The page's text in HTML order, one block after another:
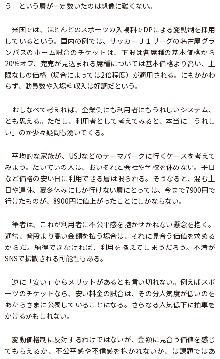
う」という層が一定数いたのは想像に難くない。
米国では、ほとんどのスポーツの入場料でDPによる変動制を採用
しているという。国内の例では、サッカーＪ１リーグの名古屋グラ
ンパスのホーム試合のチケットは、下限は各席種の基本価格から
20％オフ、完売が見込まれる席種については基本価格より高い、上
限なしの価格（場合によっては2倍程度）が適用される。にもかかわ
らず、動員数や入場料収入は好調だという。
おしなべて考えれば、企業側にも利用者にもうれしいシステム、
とも思える。ただし、利用者として考えてみると、本当に「うれし
い」のか少々疑問も湧いてくる。
平均的な家族が、USJなどのテーマパークに行くケースを考えて
みよう。たいていの人は、おいそれと会社や学校を休めない。平日
など価格の安い日に利用できる層は限られる。そうなると、混む土
日や連休、夏冬休みにしか行けない層にとっては、今まで7900円で
行けたものが、8900円に値上がったことにしかならない。
筆者は、これが利用者に不公平感を抱かせかねない懸念を抱く。
通常、普段より高い金額を払う場合は、それに見合う価値を求める
からだ。納得できなければ、利用を控えてしまうだろう。不満が
SNSで拡散される可能性もある。
逆に「安い」からメリットがあるとも言い切れない。例えばスポ
ーツのチケットなら、安い料金の試合は、その分人気度が低いのを
あからさまに公表していることになる。さらなる人気低下に拍車を
かけるかもしれない。
変動価格制に反対するわけではないが、金額に見合う価値を感じ
てもらえるか、不公平感や不信感を抱かれないか、は課題ではあ